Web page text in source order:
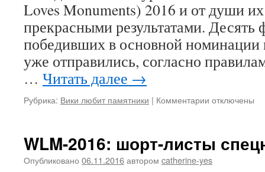
Loves Monuments) 2016 и от души
прекрасными результатами. Десять
победивших в основной номинации
уже отправились, согласно
… Читать далее →
Рубрика: Вики любит памятники | Комментарии котключены
WLM-2016: шорт-листы
Опубликовано 06.11.2016автором catherine-yes